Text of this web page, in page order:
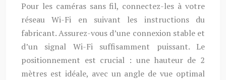
Pour les caméras sans fil, connectez-les à votre
réseau Wi-Fi en suivant les instructions du
fabricant. Assurez-vous d’une connexion stable et
d’un signal Wi-Fi suffisamment puissant. Le
positionnement est crucial : une hauteur de 2
mètres est idéale, avec un angle de vue optimal